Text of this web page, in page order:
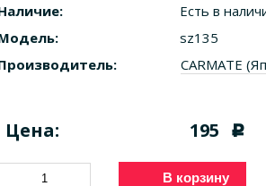
Есть в
sz135
CARMATE
Цена: 195 c
В корзину